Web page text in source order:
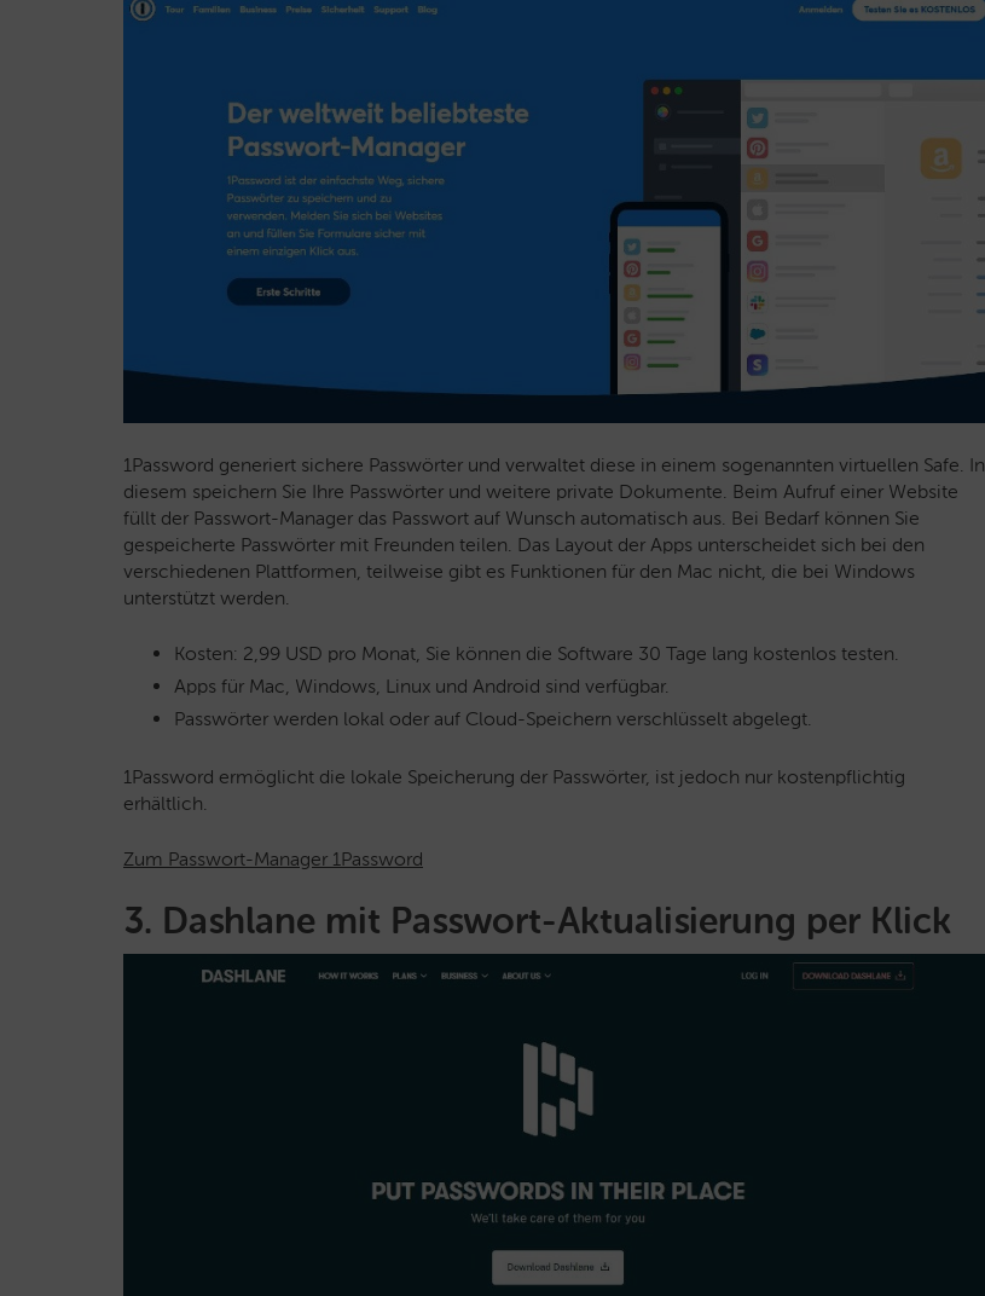
1Password generiert sichere Passwörter und verwaltet diese in einem sogenannten virtuellen Safe. In
diesem speichern Sie Ihre Passwörter und weitere private Dokumente. Beim Aufruf einer Website
füllt der Passwort-Manager das Passwort auf Wunsch automatisch aus. Bei Bedarf können Sie
gespeicherte Passwörter mit Freunden teilen. Das Layout der Apps unterscheidet sich bei den
verschiedenen Plattformen, teilweise gibt es Funktionen für den Mac nicht, die bei Windows
unterstützt werden.
Kosten: 2,99 USD pro Monat, Sie können die Software 30 Tage lang kostenlos testen.
Apps für Mac, Windows, Linux und Android sind verfügbar.
Passwörter werden lokal oder auf Cloud-Speichern verschlüsselt abgelegt.
1Password ermöglicht die lokale Speicherung der Passwörter, ist jedoch nur kostenpflichtig
erhältlich.
Zum Passwort-Manager 1Password
3. Dashlane mit Passwort-Aktualisierung per Klick